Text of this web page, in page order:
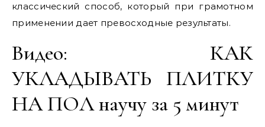
классический способ, который при грамотном
применении дает превосходные результаты.
Видео: КАК
УКЛАДЫВАТЬ ПЛИТКУ
НА ПОЛ научу за 5 минут